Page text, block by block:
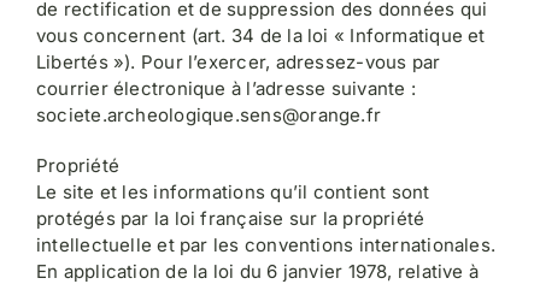
de rectification et de suppression des données qui
vous concernent (art. 34 de la loi « Informatique et
Libertés »). Pour l’exercer, adressez-vous par
courrier électronique à l’adresse suivante :
societe.archeologique.sens@orange.fr
Propriété
Le site et les informations qu’il contient sont
protégés par la loi française sur la propriété
intellectuelle et par les conventions internationales.
En application de la loi du 6 janvier 1978, relative à